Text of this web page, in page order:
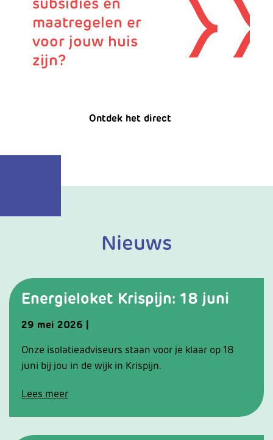
maatregelen er
voor jouw huis
zijn?
Ontdek het direct
Nieuws
Energieloket Krispijn: 18 juni
29 mei 2026 |
Onze isolatieadviseurs staan voor je klaar op 18
juni bij jou in de wijk in Krispijn.
Lees meer